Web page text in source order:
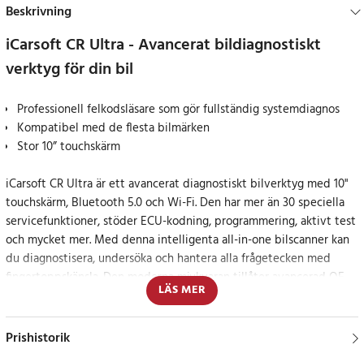
Beskrivning
iCarsoft CR Ultra - Avancerat bildiagnostiskt
verktyg för din bil
Professionell felkodsläsare som gör fullständig systemdiagnos
Kompatibel med de flesta bilmärken
Stor 10” touchskärm
iCarsoft CR Ultra är ett avancerat diagnostiskt bilverktyg med 10"
touchskärm, Bluetooth 5.0 och Wi-Fi. Den har mer än 30 speciella
servicefunktioner, stöder ECU-kodning, programmering, aktivt test
och mycket mer. Med denna intelligenta all-in-one bilscanner kan
du diagnostisera, undersöka och hantera alla frågetecken med
fingertoppskänsla. Den moderna mjukvaran tillåter avancerad OE
diagnos och har tillgång till alla fordonsmoduler m.m.
Denna felkodsläsare från iCarsoft läser och tolkar koder för alla
LÄS MER
Prishistorik